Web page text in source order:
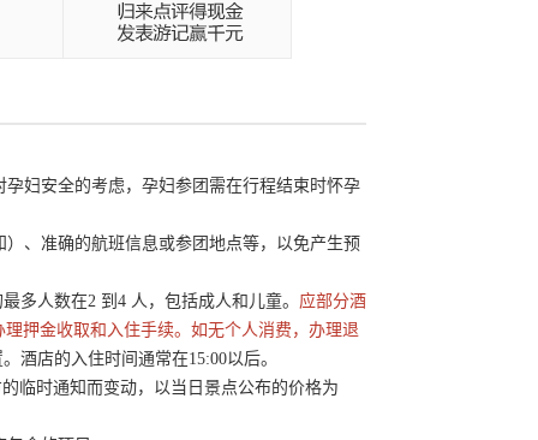
妇安全的考虑，孕妇参团需在行程结束时怀孕
、准确的航班信息或参团地点等，以免产生预
多人数在2 到4 人，包括成人和儿童。 应部分酒
押金收取和入住手续。如无个人消费，办理退
酒店的入住时间通常在15:00以后。
临时通知而变动，以当日景点公布的价格为